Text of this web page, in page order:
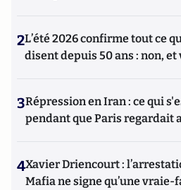
2L’été 2026 confirme tout ce
disent depuis 50 ans : non,
3Répression en Iran : ce qui
pendant que Paris regardait
4Xavier Driencourt :
Mafia ne signe qu’une